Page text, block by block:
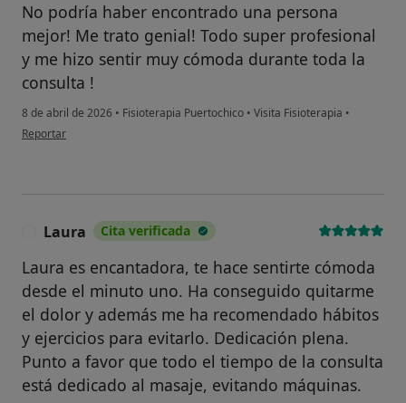
No podría haber encontrado una persona
mejor! Me trato genial! Todo super profesional
y me hizo sentir muy cómoda durante toda la
consulta !
8 de abril de 2026 • Fisioterapia Puertochico • Visita Fisioterapia •
en opinión del usuario Elena Maria
Reportar
Laura Cita verificada
Laura es encantadora, te hace sentirte cómoda
desde el minuto uno. Ha conseguido quitarme
el dolor y además me ha recomendado hábitos
y ejercicios para evitarlo. Dedicación plena.
Punto a favor que todo el tiempo de la consulta
está dedicado al masaje, evitando máquinas.